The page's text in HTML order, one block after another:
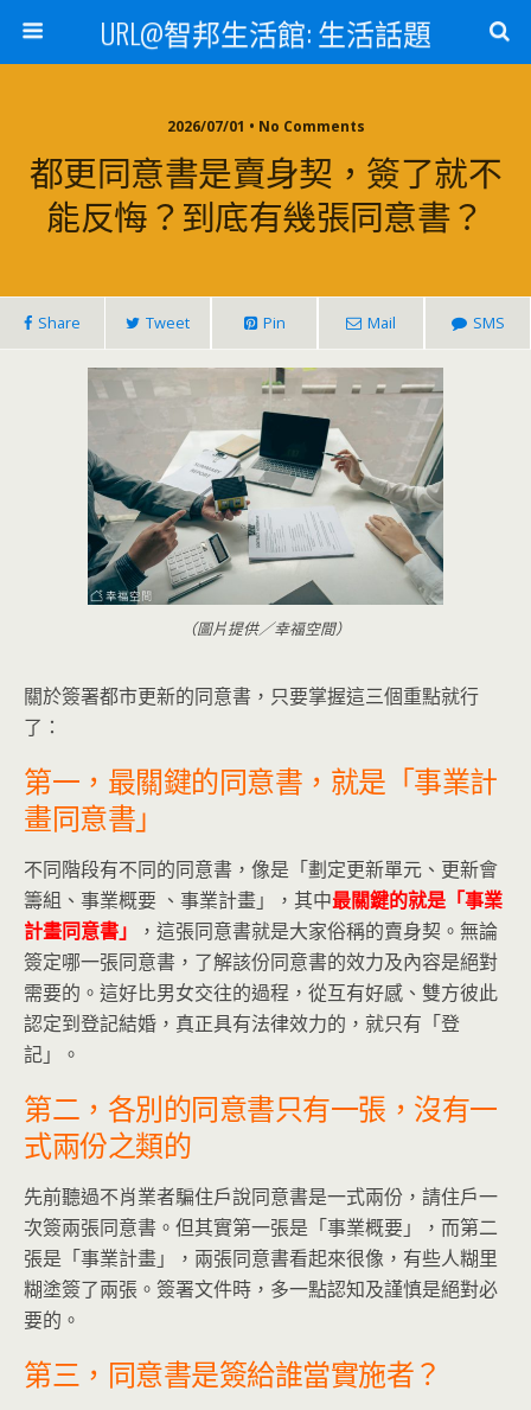
URL@智邦生活館: 生活話題
2026/07/01 • No Comments
都更同意書是賣身契，簽了就不
能反悔？到底有幾張同意書？
Share Tweet Pin Mail SMS
（圖片提供／幸福空間）
關於簽署都市更新的同意書，只要掌握這三個重點就行
了：
第一，最關鍵的同意書，就是「事業計
畫同意書」
不同階段有不同的同意書，像是「劃定更新單元、更新會
籌組、事業概要 、事業計畫」，其中最關鍵的就是「事業
計畫同意書」
，這張同意書就是大家俗稱的賣身契。無論
簽定哪一張同意書，了解該份同意書的效力及內容是絕對
需要的。這好比男女交往的過程，從互有好感、雙方彼此
認定到登記結婚，真正具有法律效力的，就只有「登
記」。
第二，各別的同意書只有一張，沒有一
式兩份之類的
先前聽過不肖業者騙住戶說同意書是一式兩份，請住戶一
次簽兩張同意書。但其實第一張是「事業概要」，而第二
張是「事業計畫」，兩張同意書看起來很像，有些人糊里
糊塗簽了兩張。簽署文件時，多一點認知及謹慎是絕對必
要的。
第三，同意書是簽給誰當實施者？